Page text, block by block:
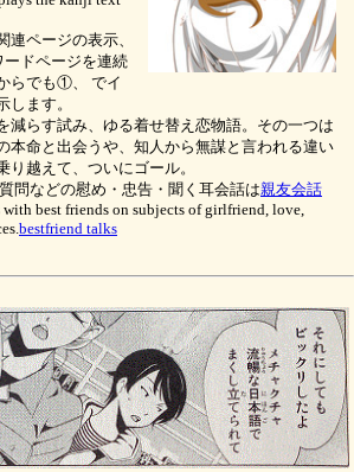
ページの表示、
ードページを連続
らでも①、
でイ
します。
らす試み、ゆる着せ替え恋物語。その一つは
本命と出会うや、知人から無謀と言われる違い
越えて、ついにゴール。
などの慰め・忠告・聞く耳会話は親友会話
with best friends on subjects of girlfriend, love,
bestfriend talks